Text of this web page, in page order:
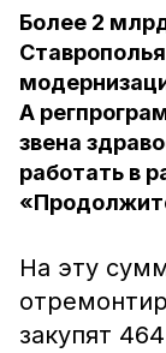
Более 2
А
звена
работать в
На эту
закупят